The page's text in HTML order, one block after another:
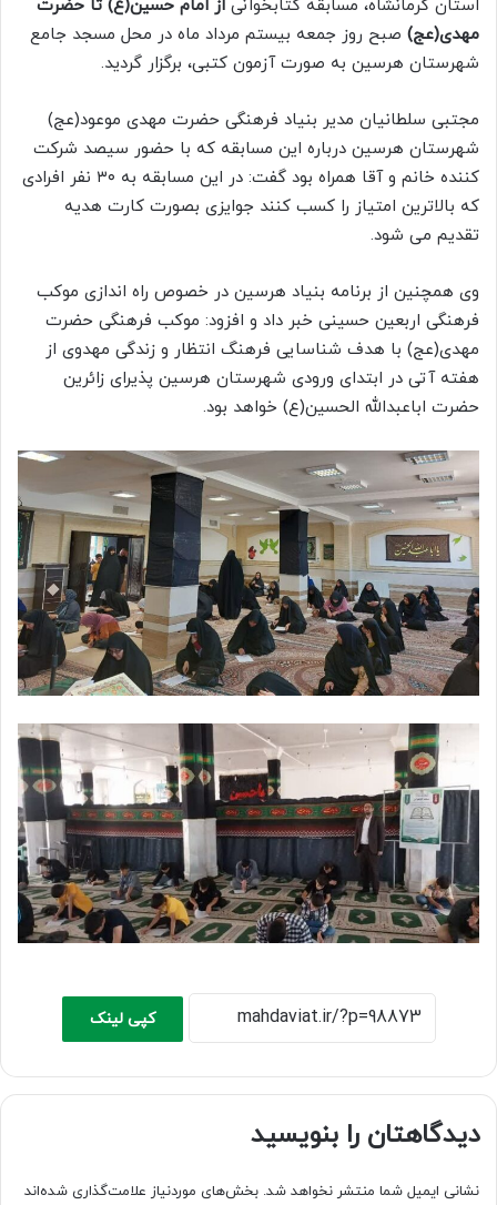
استان کرمانشاه، مسابقه کتابخوانی از امام حسین(ع) تا حضرت
مهدی(عج) صبح روز جمعه بیستم مرداد ماه در محل مسجد جامع
شهرستان هرسین به صورت آزمون کتبی، برگزار گردید.
مجتبی سلطانیان مدیر بنیاد فرهنگی حضرت مهدی موعود(عج)
شهرستان هرسین درباره این مسابقه که با حضور سیصد شرکت
کننده خانم و آقا همراه بود گفت: در این مسابقه به ۳۰ نفر افرادی
که بالاترین امتیاز را کسب کنند جوایزی بصورت کارت هدیه
تقدیم می شود.
وی همچنین از برنامه بنیاد هرسین در خصوص راه اندازی موکب
فرهنگی اربعین حسینی خبر داد و افزود: موکب فرهنگی حضرت
مهدی(عج) با هدف شناسایی فرهنگ انتظار و زندگی مهدوی از
هفته آتی در ابتدای ورودی شهرستان هرسین پذیرای زائرین
حضرت اباعبدالله الحسین(ع) خواهد بود.
کپی لینک
دیدگاهتان را بنویسید
نشانی ایمیل شما منتشر نخواهد شد. بخش‌های موردنیاز علامت‌گذاری شده‌اند